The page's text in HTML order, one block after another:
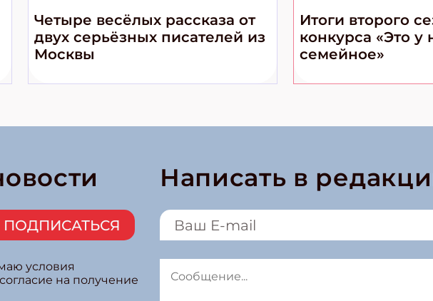
Четыре весёлых рассказа от
двух серьёзных писателей из
Москвы
Итоги второго
конкурса «Это у
семейное»
ПОДПИСАТЬСЯ
условия
на получение
Написать в